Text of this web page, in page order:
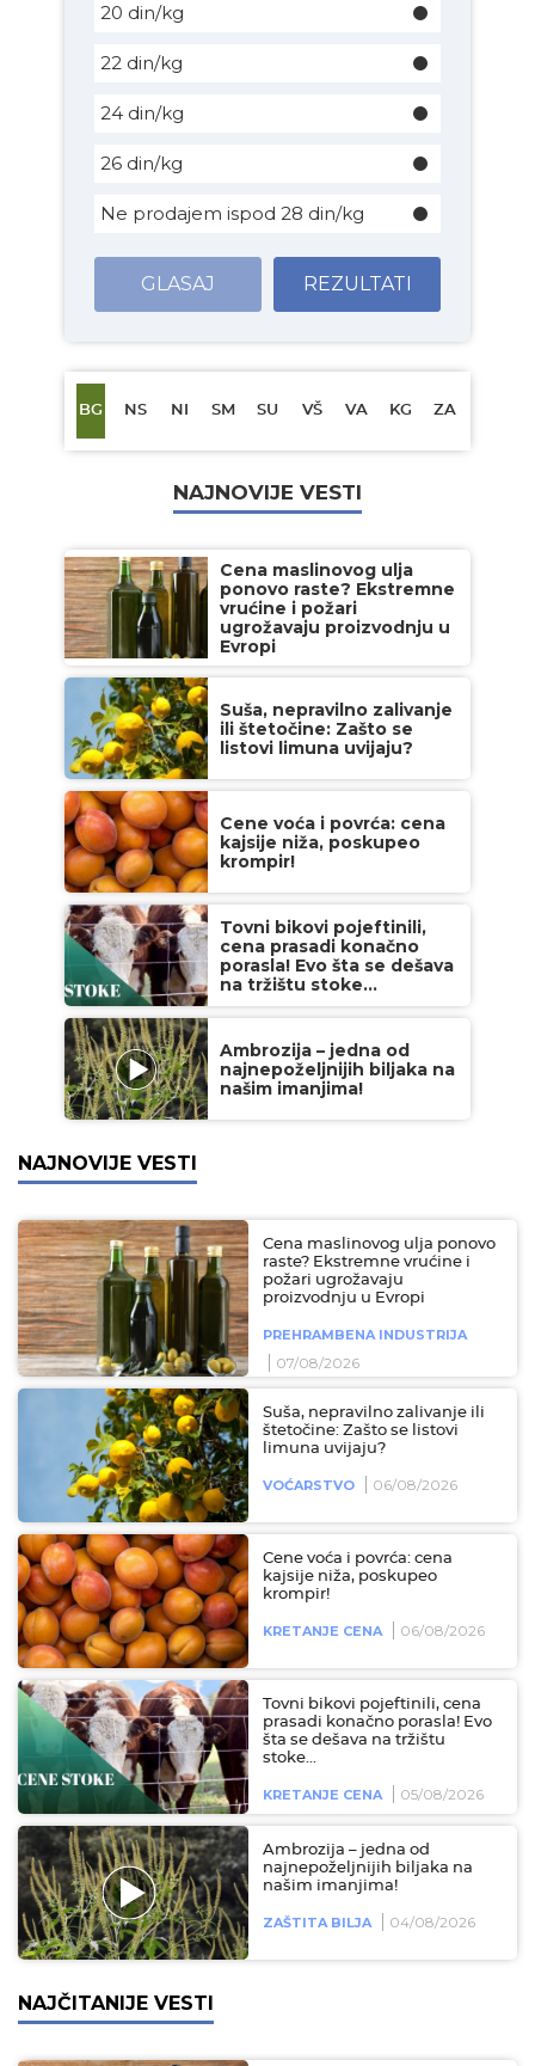
20 din/kg
22 din/kg
24 din/kg
26 din/kg
Ne prodajem ispod 28 din/kg
GLASAJ REZULTATI
BG NS NI SM SU VŠ VA KG ZA
NAJNOVIJE VESTI
Cena maslinovog ulja
ponovo raste? Ekstremne
vrućine i požari
ugrožavaju proizvodnju u
Evropi
Suša, nepravilno zalivanje
ili štetočine: Zašto se
listovi limuna uvijaju?
Cene voća i povrća: cena
kajsije niža, poskupeo
krompir!
Tovni bikovi pojeftinili,
cena prasadi konačno
porasla! Evo šta se dešava
na tržištu stoke...
Ambrozija – jedna od
najnepoželjnijih biljaka na
našim imanjima!
NAJNOVIJE VESTI
Cena maslinovog ulja ponovo
raste? Ekstremne vrućine i
požari ugrožavaju
proizvodnju u Evropi
PREHRAMBENA INDUSTRIJA
07/08/2026
Suša, nepravilno zalivanje ili
štetočine: Zašto se listovi
limuna uvijaju?
VOĆARSTVO 06/08/2026
Cene voća i povrća: cena
kajsije niža, poskupeo
krompir!
KRETANJE CENA 06/08/2026
Tovni bikovi pojeftinili, cena
prasadi konačno porasla! Evo
šta se dešava na tržištu
stoke...
KRETANJE CENA 05/08/2026
Ambrozija – jedna od
najnepoželjnijih biljaka na
našim imanjima!
ZAŠTITA BILJA 04/08/2026
NAJČITANIJE VESTI